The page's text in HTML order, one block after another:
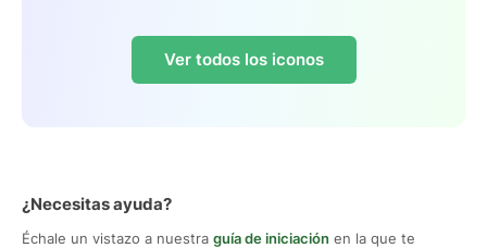
Ver todos los iconos
¿Necesitas ayuda?
Échale un vistazo a nuestra guía de iniciación en la que te